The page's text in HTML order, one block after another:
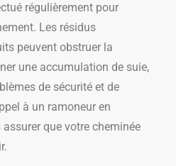
régulièrement pour
Les résidus
peuvent obstruer la
une accumulation de suie,
de sécurité et de
à un ramoneur en
que votre cheminée